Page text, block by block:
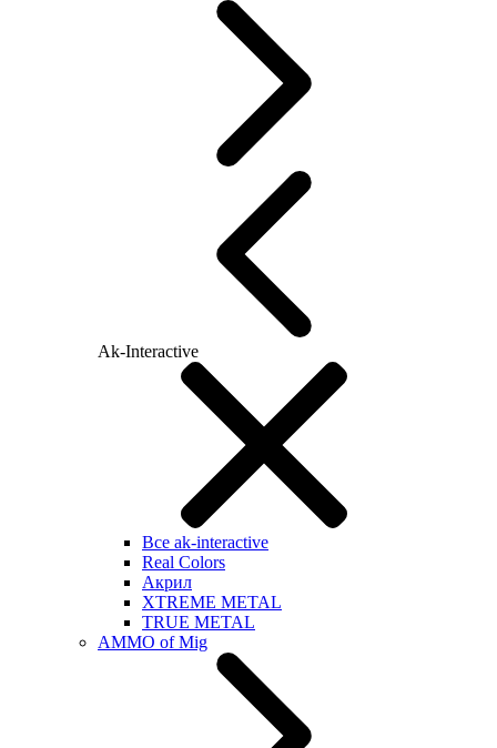
Ak-Interactive
Все ak-interactive
Real Colors
Акрил
XTREME METAL
TRUE METAL
AMMO of Mig